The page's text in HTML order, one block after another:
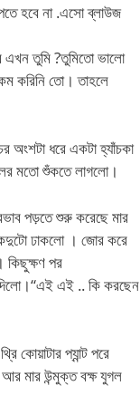
হবে না .এসো ব্লাউজ
এখন তুমি ?তুমিতো ভালো
করিনি তো। তাহলে
অংশটা ধরে একটা হ্যাঁচকা
মতো শুঁকতে লাগলো।
পড়তে শুরু করেছে মার
ঢাকলো । জোর করে
কিছুক্ষণ পর
দিলো।“এই এই .. কি করছেন
কোয়াটার প্যান্ট পরে
আর মার উন্মুক্ত বক্ষ যুগল